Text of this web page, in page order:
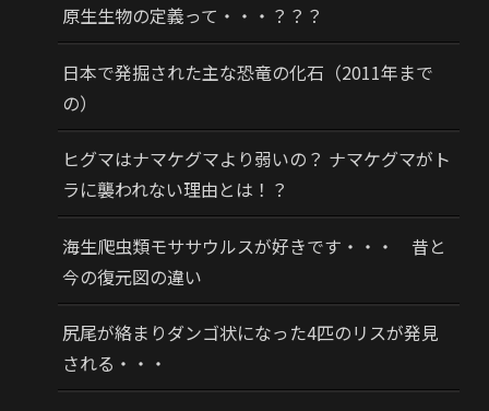
原生生物の定義って・・・？？？
日本で発掘された主な恐竜の化石（2011年まで
の）
ヒグマはナマケグマより弱いの？ ナマケグマがト
ラに襲われない理由とは！？
海生爬虫類モササウルスが好きです・・・ 昔と
今の復元図の違い
尻尾が絡まりダンゴ状になった4匹のリスが発見
される・・・